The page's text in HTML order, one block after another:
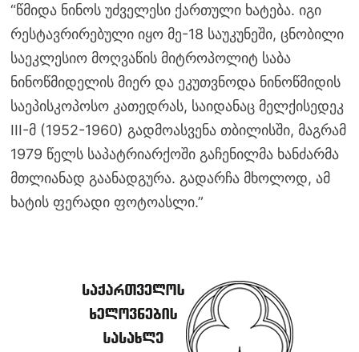
“წმიდა ნინოს უძველესი ქართული ხატება. იგი
რესტავრირებული იყო მე-18 საუკუნეში, ცნობილი
საეკლესიო მოღვაწის მიტროპოლიტ საბა
ნინოწმიდელის მიერ და ეკუთვნოდა ნინოწმიდის
საეპისკოპოსო კათედრას, საიდანაც მელქისედეკ
III-მ (1952-1960) გადმოასვენა თბილისში, მაგრამ
1979 წელს საპატრიარქოში გაჩენილმა ხანძარმა
მთლიანად გაანადგურა. გადარჩა მხოლოდ, ამ
ხატის ფერადი ფოტოასლი.”